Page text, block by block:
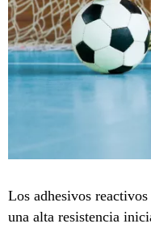
Los adhesivos
una alta resistencia